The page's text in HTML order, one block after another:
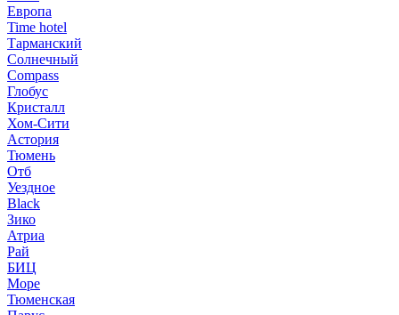
Европа
Time hotel
Тарманский
Солнечный
Compass
Глобус
Кристалл
Хом-Сити
Астория
Тюмень
Отб
Уездное
Black
Зико
Атриа
Рай
БИЦ
Море
Тюменская